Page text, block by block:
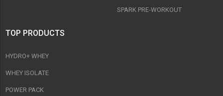
SPARK PRE-WORKOUT
TOP PRODUCTS
HYDRO+ WHEY
WHEY ISOLATE
POWER PACK